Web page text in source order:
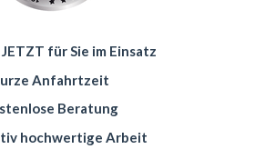
für Sie im Einsatz
Anfahrtzeit
Beratung
hochwertige Arbeit